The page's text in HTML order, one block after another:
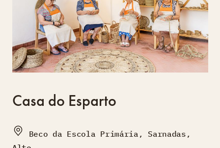
Casa do Esparto
Beco da Escola Primária, Sarnadas,